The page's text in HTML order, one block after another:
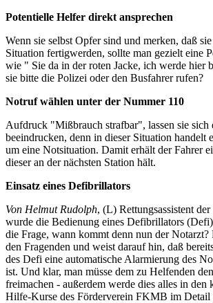
Potentielle Helfer direkt ansprechen
Wenn sie selbst Opfer sind und merken, daß
Situation fertigwerden, sollte man gezielt eine
wie " Sie da in der roten Jacke, ich werde hier
sie bitte die Polizei oder den Busfahrer rufen?
Notruf wählen unter der Nummer 110
Aufdruck "Mißbrauch strafbar", lassen sie sich
beeindrucken, denn in dieser Situation handelt
um eine Notsituation. Damit erhält der Fahrer
dieser an der nächsten Station hält.
Einsatz eines Defibrillators
Von Helmut Rudolph, (L) Rettungsassistent
wurde die Bedienung eines Defibrillators
die Frage, wann kommt denn nun der
den Fragenden und weist darauf hin, daß
des Defi eine automatische Alarmierung des
ist. Und klar, man müsse dem zu Helfenden
freimachen - außerdem werde dies alles in den
Hilfe-Kurse des Förderverein FKMB im Detail